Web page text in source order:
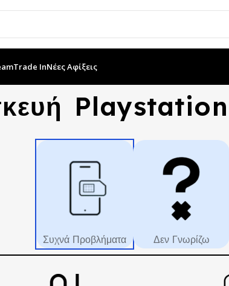
Trade InΝέες Αφίξεις
Συχνά Προβλήματα Δεν Γνωρίζω